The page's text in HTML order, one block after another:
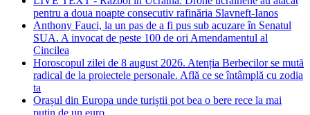
pentru a doua noapte consecutiv rafinăria Slavneft-Ianos
Anthony Fauci, la un pas de a fi pus sub acuzare în Senatul
SUA. A invocat de peste 100 de ori Amendamentul al
Cincilea
Horoscopul zilei de 8 august 2026. Atenția Berbecilor se mută
radical de la proiectele personale. Află ce se întâmplă cu zodia
ta
Orașul din Europa unde turiștii pot bea o bere rece la mai
puțin de un euro